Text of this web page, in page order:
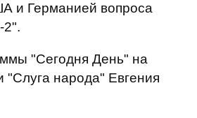
и Германией вопроса
2".
"Сегодня День" на
"Слуга народа" Евгения